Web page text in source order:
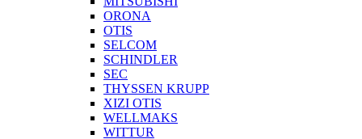
ORONA
OTIS
SELCOM
SCHINDLER
SEC
THYSSEN KRUPP
XIZI OTIS
WELLMAKS
WITTUR